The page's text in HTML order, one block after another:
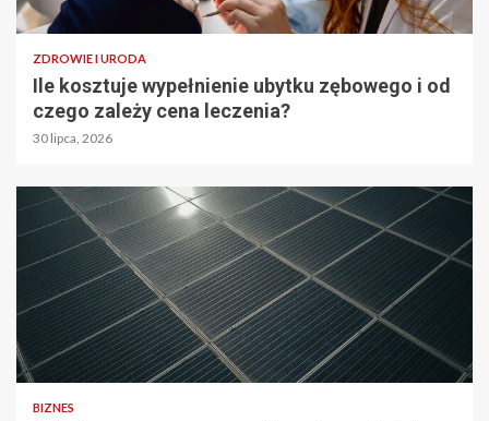
ZDROWIE I URODA
Ile kosztuje wypełnienie ubytku zębowego i od
czego zależy cena leczenia?
30 lipca, 2026
BIZNES